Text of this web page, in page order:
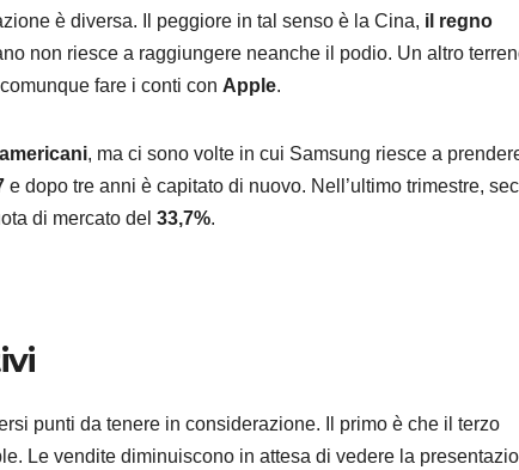
è diversa. Il peggiore in tal senso è la Cina, il regno
non riesce a raggiungere neanche il podio. Un altro
fare i conti con Apple.
, ma ci sono volte in cui Samsung riesce a
e dopo tre anni è capitato di nuovo. Nell’ultimo trimestre,
di mercato del 33,7%.
punti da tenere in considerazione. Il primo è che il terzo
Le vendite diminuiscono in attesa di vedere la
ANDROID
Galaxy